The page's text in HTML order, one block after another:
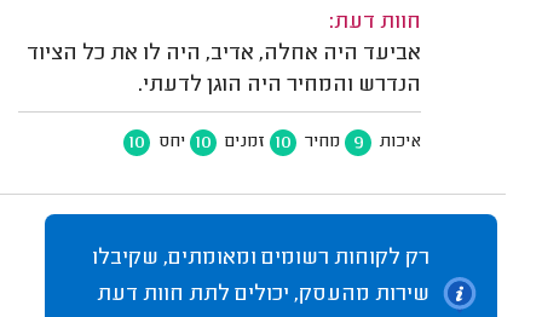
חוות דעת:
אביעד היה אחלה, אדיב, היה לו את כל הציוד
הנדרש והמחיר היה הוגן לדעתי.
איכות 9 מחיר 10 זמנים 10 יחס 10
רק לקוחות רשומים ומאומתים, שקיבלו
שירות מהעסק, יכולים לתת חוות דעת